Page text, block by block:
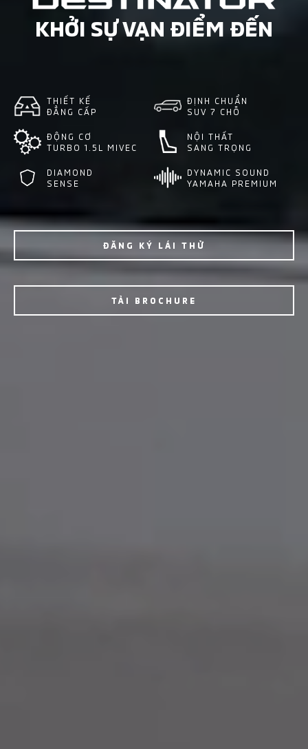
KHỞI SỰ VẠN ĐIỂM ĐẾN
THIẾT KẾ
ĐẲNG CẤP
ĐỊNH CHUẨN
SUV 7 CHỖ
ĐỘNG CƠ
TURBO 1.5L MIVEC
NỘI THẤT
SANG TRỌNG
DIAMOND
SENSE
DYNAMIC SOUND
YAMAHA PREMIUM
ĐĂNG KÝ LÁI THỬ
TẢI BROCHURE